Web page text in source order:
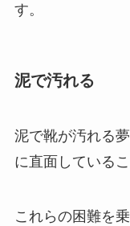
す。
泥で汚れる
泥で靴が汚れる
に直面している
これらの困難を